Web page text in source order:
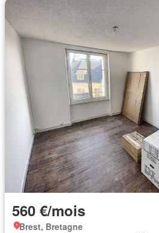
560 €/mois
Brest, Bretagne